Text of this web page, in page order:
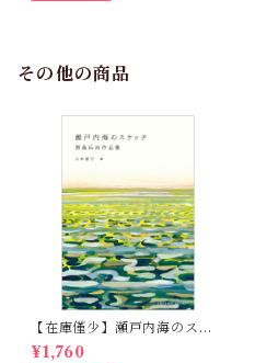
その他の商品
【在庫僅少】瀬戸内海のスケ
ッチ 黒島伝治作品集
¥1,760